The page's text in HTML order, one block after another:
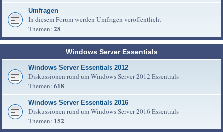
Umfragen
In diesem Forum werden Umfragen veröffentlicht
Themen: 28
Windows Server Essentials
Windows Server Essentials 2012
Diskussionen rund um Windows Server 2012 Essentials
Themen: 618
Windows Server Essentials 2016
Diskussionen rund um Windows Server 2016 Essentials
Themen: 152